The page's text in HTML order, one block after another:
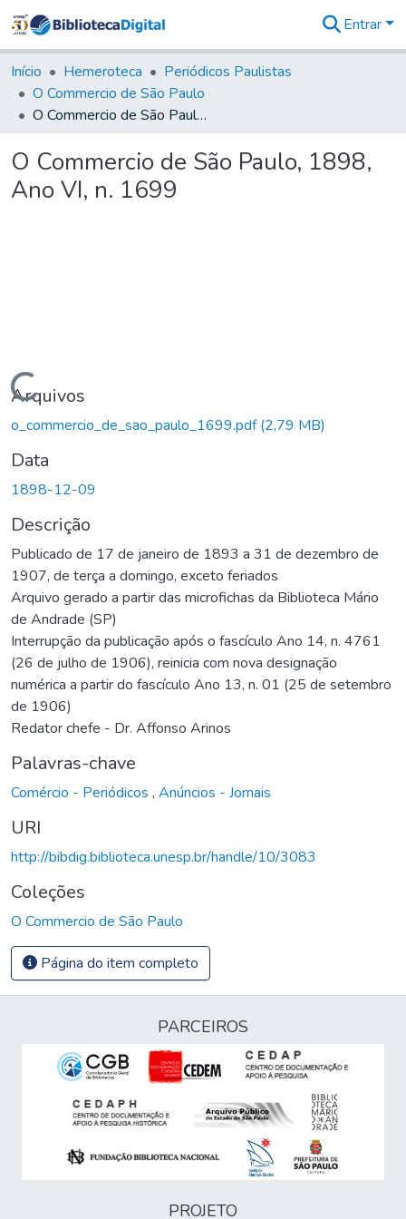
&
Coleções
Tudo na
Biblioteca
Estatísticas
Entrar
Início Hemeroteca
Periódicos Paulistas
O Commercio de São Paulo
O Commercio de São Paulo, 1898, Ano VI, n. 1699
O Commercio de São Paulo, 1898,
Ano VI, n. 1699
Carregando...
Arquivos
o_commercio_de_sao_paulo_1699.pdf(2,79 MB)
Data
1898-12-09
Descrição
Publicado de 17 de janeiro de 1893 a 31 de dezembro de
1907, de terça a domingo, exceto feriados
Arquivo gerado a partir das microfichas da Biblioteca Mário
de Andrade (SP)
Interrupção da publicação após o fascículo Ano 14, n. 4761
(26 de julho de 1906), reinicia com nova designação
numérica a partir do fascículo Ano 13, n. 01 (25 de setembro
de 1906)
Redator chefe - Dr. Affonso Arinos
Palavras-chave
Comércio - Periódicos , Anúncios - Jornais
URI
http://bibdig.biblioteca.unesp.br/handle/10/3083
Coleções
O Commercio de São Paulo
Página do item completo
PARCEIROS
PROJETO